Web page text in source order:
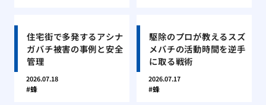
住宅街で多発するアシナ
ガバチ被害の事例と安全
管理
2026.07.18
蜂
駆除のプロが教えるスズ
メバチの活動時間を逆手
に取る戦術
2026.07.17
蜂